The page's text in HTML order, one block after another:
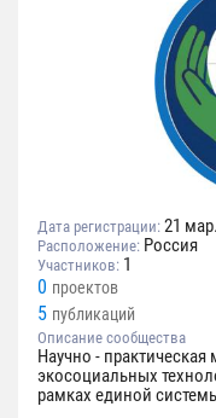
Дата регистрации: 21
Расположение: Россия
Участников: 1
0 проектов
5 публикаций
Описание сообщества
Научно -
экосоциальных
рамках единой